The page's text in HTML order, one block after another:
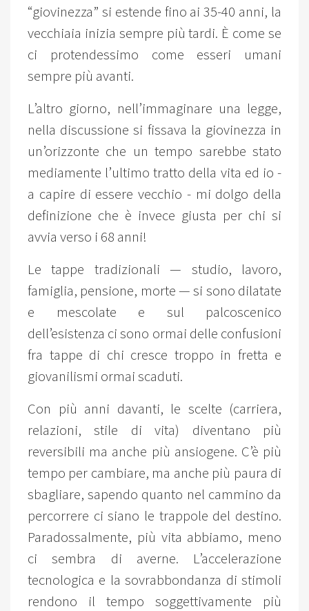
“giovinezza” si estende fino ai 35-40 anni, la
vecchiaia inizia sempre più tardi. È come se
ci protendessimo come esseri umani
sempre più avanti.
L’altro giorno, nell’immaginare una legge,
nella discussione si fissava la giovinezza in
un’orizzonte che un tempo sarebbe stato
mediamente l’ultimo tratto della vita ed io -
a capire di essere vecchio - mi dolgo della
definizione che è invece giusta per chi si
avvia verso i 68 anni!
Le tappe tradizionali — studio, lavoro,
famiglia, pensione, morte — si sono dilatate
e mescolate e sul palcoscenico
dell’esistenza ci sono ormai delle confusioni
fra tappe di chi cresce troppo in fretta e
giovanilismi ormai scaduti.
Con più anni davanti, le scelte (carriera,
relazioni, stile di vita) diventano più
reversibili ma anche più ansiogene. C’è più
tempo per cambiare, ma anche più paura di
sbagliare, sapendo quanto nel cammino da
percorrere ci siano le trappole del destino.
Paradossalmente, più vita abbiamo, meno
ci sembra di averne. L’accelerazione
tecnologica e la sovrabbondanza di stimoli
rendono il tempo soggettivamente più